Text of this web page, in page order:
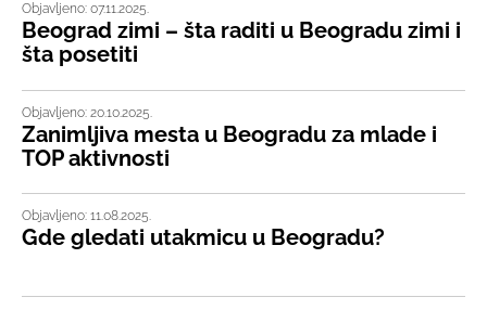
Objavljeno: 07.11.2025.
Beograd zimi – šta raditi u Beogradu zimi i
šta posetiti
Objavljeno: 20.10.2025.
Zanimljiva mesta u Beogradu za mlade i
TOP aktivnosti
Objavljeno: 11.08.2025.
Gde gledati utakmicu u Beogradu?